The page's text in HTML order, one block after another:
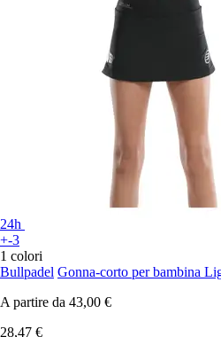
24h
+-3
1 colori
Bullpadel Gonna-corto per bambina
A partire da 43,00 €
28,47 €